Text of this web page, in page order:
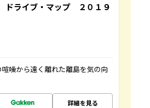
ライブ・マップ ２０１９
噪から遠く離れた離島を気の向
詳細を見る